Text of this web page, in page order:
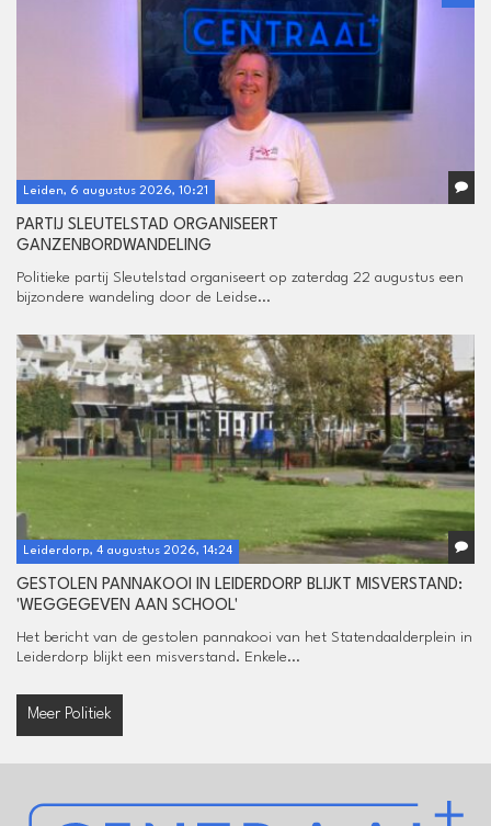
Leiden, 6 augustus 2026, 10:21
PARTIJ SLEUTELSTAD ORGANISEERT
GANZENBORDWANDELING
Politieke partij Sleutelstad organiseert op zaterdag 22 augustus een
bijzondere wandeling door de Leidse...
Leiderdorp, 4 augustus 2026, 14:24
GESTOLEN PANNAKOOI IN LEIDERDORP BLIJKT MISVERSTAND:
'WEGGEGEVEN AAN SCHOOL'
Het bericht van de gestolen pannakooi van het Statendaalderplein in
Leiderdorp blijkt een misverstand. Enkele...
Meer Politiek